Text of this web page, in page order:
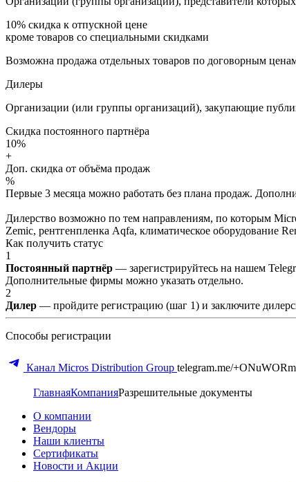
10% скидка к отпускной цене
кроме товаров со специальными скидками
Возможна продажа отдельных товаров по договорным
Дилеры
Организации (или группы организаций), закупающие
Скидка постоянного партнёра
10%
+
Доп. скидка от объёма продаж
%
Первые 3 месяца можно работать без плана продаж.
Дилерство возможно по тем направлениям, по которым
Zemic, рентгенпленка Aqfa, климатическое оборудование
Как получить статус
1
Постоянный партнёр — зарегистрируйтесь на нашем
Дополнительные фирмы можно указать отдельно.
2
Дилер — пройдите регистрацию (шаг 1) и заключите
Способы регистрации
Канал Micros Distribution Group telegram.me/
ГлавнаяКомпанияРазрешительные документы
О компании
Вендоры
Наши клиенты
Сертификаты
Новости и Акции